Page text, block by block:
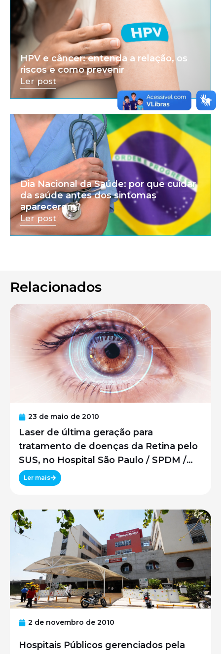
HPV e câncer: entenda a relação, os
riscos e como prevenir
Ler post
Dia Nacional da Saúde: por que cuidar
da saúde antes dos sintomas
aparecerem?
Ler post
Relacionados
23 de maio de 2010
Laser de última geração para
tratamento de doenças da Retina pelo
SUS, no Hospital São Paulo / SPDM /
UNIFESP
Ler mais
2 de novembro de 2010
Hospitais Públicos gerenciados pela